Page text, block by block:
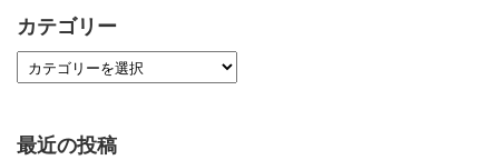
カテゴリー
最近の投稿